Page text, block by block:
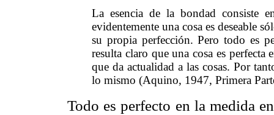
La esencia de la bondad consiste
evidentemente una cosa es deseable
su propia perfección. Pero todo es
resulta claro que una cosa es
que da actualidad a las cosas. Por
lo mismo (Aquino, 1947, Primera
Todo es perfecto en la medida